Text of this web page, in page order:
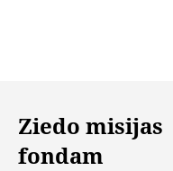
Ziedo misijas
fondam